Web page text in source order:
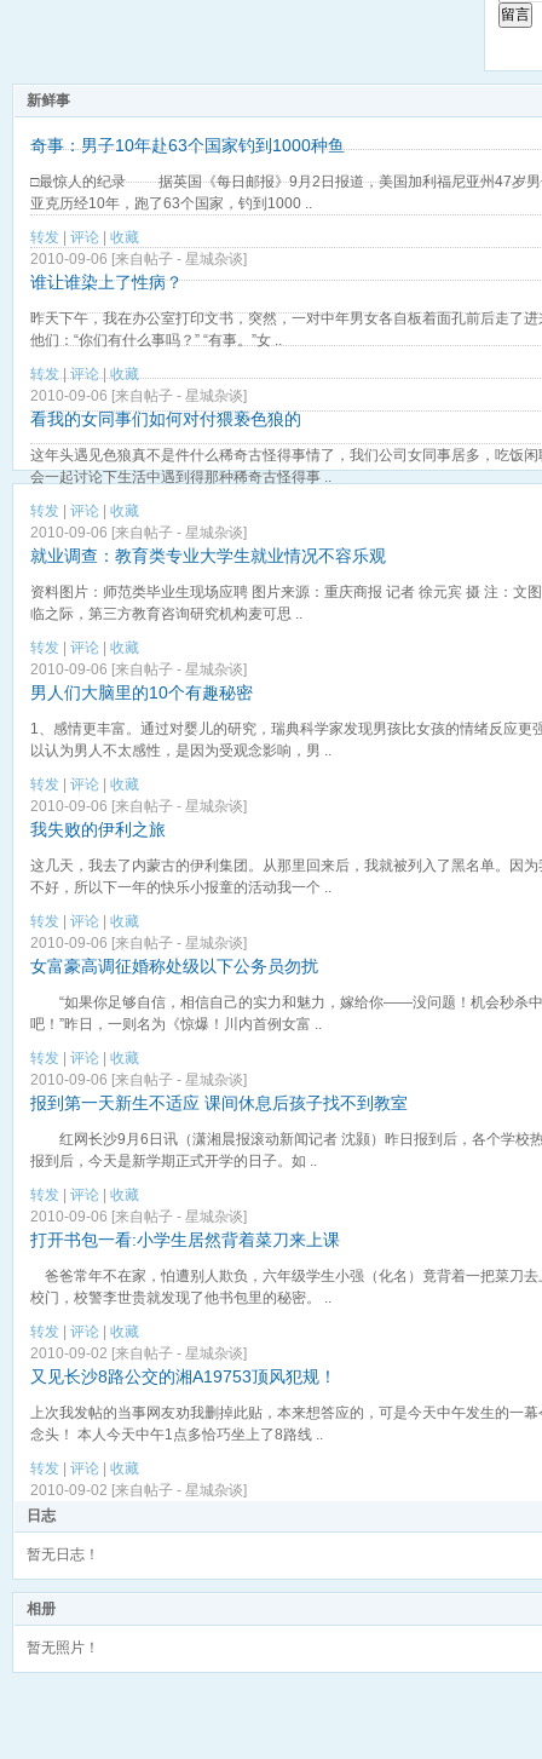
留言
新鲜事
奇事：男子10年赴63个国家钓到1000种鱼
□最惊人的纪录 据英国《每日邮报》9月2日报道，美国加利福尼亚州47岁男
亚克历经10年，跑了63个国家，钓到1000 ..
转发 | 评论 | 收藏
2010-09-06 [来自帖子 - 星城杂谈]
谁让谁染上了性病？
昨天下午，我在办公室打印文书，突然，一对中年男女各自板着面孔前后走了
他们：“你们有什么事吗？” “有事。”女 ..
转发|评论|收藏
2010-09-06 [来自帖子 - 星城杂谈]
看我的女同事们如何对付猥亵色狼的
这年头遇见色狼真不是件什么稀奇古怪得事情了，我们公司女同事居多，吃饭
会一起讨论下生活中遇到得那种稀奇古怪得事 ..
转发 | 评论 | 收藏
2010-09-06 [来自帖子 - 星城杂谈]
就业调查：教育类专业大学生就业情况不容乐观
资料图片：师范类毕业生现场应聘 图片来源：重庆商报 记者 徐元宾 摄 注：文
临之际，第三方教育咨询研究机构麦可思 ..
转发 | 评论 | 收藏
2010-09-06 [来自帖子 - 星城杂谈]
男人们大脑里的10个有趣秘密
1、感情更丰富。通过对婴儿的研究，瑞典科学家发现男孩比女孩的情绪反应更
以认为男人不太感性，是因为受观念影响，男 ..
转发 | 评论 | 收藏
2010-09-06 [来自帖子 - 星城杂谈]
我失败的伊利之旅
这几天，我去了内蒙古的伊利集团。从那里回来后，我就被列入了黑名单。因
不好，所以下一年的快乐小报童的活动我一个 ..
转发 | 评论 | 收藏
2010-09-06 [来自帖子 - 星城杂谈]
女富豪高调征婚称处级以下公务员勿扰
“如果你足够自信，相信自己的实力和魅力，嫁给你——没问题！机会秒杀
吧！”昨日，一则名为《惊爆！川内首例女富 ..
转发 | 评论 | 收藏
2010-09-06 [来自帖子 - 星城杂谈]
报到第一天新生不适应 课间休息后孩子找不到教室
红网长沙9月6日讯（潇湘晨报滚动新闻记者 沈颢）昨日报到后，各个学校
报到后，今天是新学期正式开学的日子。如 ..
转发 | 评论 | 收藏
2010-09-06 [来自帖子 - 星城杂谈]
打开书包一看:小学生居然背着菜刀来上课
爸爸常年不在家，怕遭别人欺负，六年级学生小强（化名）竟背着一把菜刀
校门，校警李世贵就发现了他书包里的秘密。 ..
转发 | 评论 | 收藏
2010-09-02 [来自帖子 - 星城杂谈]
又见长沙8路公交的湘A19753顶风犯规！
上次我发帖的当事网友劝我删掉此贴，本来想答应的，可是今天中午发生的一
念头！ 本人今天中午1点多恰巧坐上了8路线 ..
转发 | 评论 | 收藏
2010-09-02 [来自帖子 - 星城杂谈]
日志
暂无日志！
相册
暂无照片！